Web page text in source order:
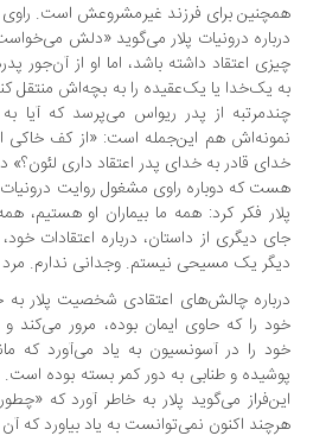
برای فرزند غیرمشروعش است. راوی
درونیات پلار می‌گوید «دلش می‌خواست
اعتقاد داشته باشد، اما او از آن‌جور پدرها
یک‌خدا یا یک‌عقیده را به بچه‌اش منتقل کند.»
از پدر ریواس می‌پرسد که آیا به خدا
هم این‌جمله است: «از کف خاکی اتاق ندا
قادر به خدای پدر اعتقاد داری لئون؟» در
که دوباره راوی مشغول روایت درونیات و
فکر کرد: همه ما بیماران او هستیم، همه ما دم
دیگری از داستان، درباره اعتقادات خود،
یک مسیحی نیستم. وجدانی ندارم. مرد
چالش‌های اعتقادی شخصیت پلار به خدا، او
را که حاوی ایمان بوده، مرور می‌کند و اولین
را در آسونسیون به یاد می‌آورد که مانند
و طنابی به دور کمر بسته بوده است.
می‌گوید پلار به خاطر آورد که «چطور
اکنون نمی‌توانست به یاد بیاورد که آن چیز